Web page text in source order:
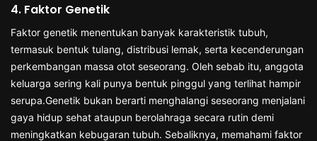
4. Faktor Genetik
Faktor genetik menentukan banyak karakteristik tubuh,
termasuk bentuk tulang, distribusi lemak, serta kecenderungan
perkembangan massa otot seseorang. Oleh sebab itu, anggota
keluarga sering kali punya bentuk pinggul yang terlihat hampir
serupa.Genetik bukan berarti menghalangi seseorang menjalani
gaya hidup sehat ataupun berolahraga secara rutin demi
meningkatkan kebugaran tubuh. Sebaliknya, memahami faktor